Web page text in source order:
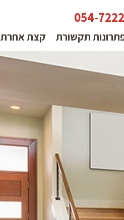
054-
תקשורת קצת אחרת